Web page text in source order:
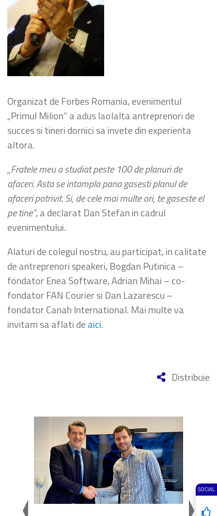
SOCIAL
Organizat de Forbes Romania, evenimentul
„Primul Milion” a adus laolalta antreprenori de
succes si tineri dornici sa invete din experienta
altora.
„Fratele meu a studiat peste 100 de planuri de
afaceri. Asta se intampla pana gasesti planul de
afaceri potrivit. Si, de cele mai multe ori, te gaseste el
pe tine”, a declarat Dan Stefan in cadrul
evenimentului.
Alaturi de colegul nostru, au participat, in calitate
de antreprenori speakeri, Bogdan Putinica –
fondator Enea Software, Adrian Mihai – co-
fondator FAN Courier si Dan Lazarescu –
fondator Canah International. Mai multe va
invitam sa aflati deaici.
Distribuie